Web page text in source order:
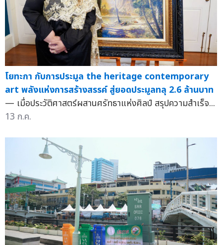
โยทะกา กับการประมูล the heritage contemporary
art พลังแห่งการสร้างสรรค์ สู่ยอดประมูลทลุ 2.6 ล้านบาท
— เมื่อประวัติศาสตร์ผสานศรัทธาแห่งศิลป์ สรุปความสำเร็จ...
13 ก.ค.